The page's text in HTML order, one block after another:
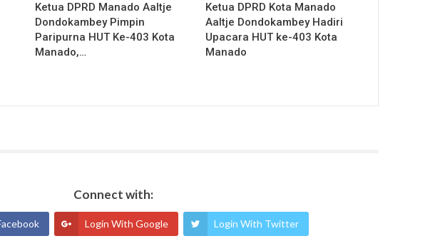
Ketua DPRD Manado Aaltje
Dondokambey Pimpin
Paripurna HUT Ke-403 Kota
Manado,…
Ketua DPRD Kota Manado
Aaltje Dondokambey Hadiri
Upacara HUT ke-403 Kota
Manado
Connect with:
Login With Google Login With Twitter